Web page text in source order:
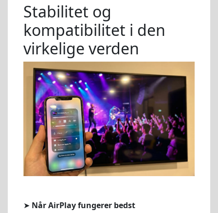
Stabilitet og
kompatibilitet i den
virkelige verden
➤ Når AirPlay fungerer bedst